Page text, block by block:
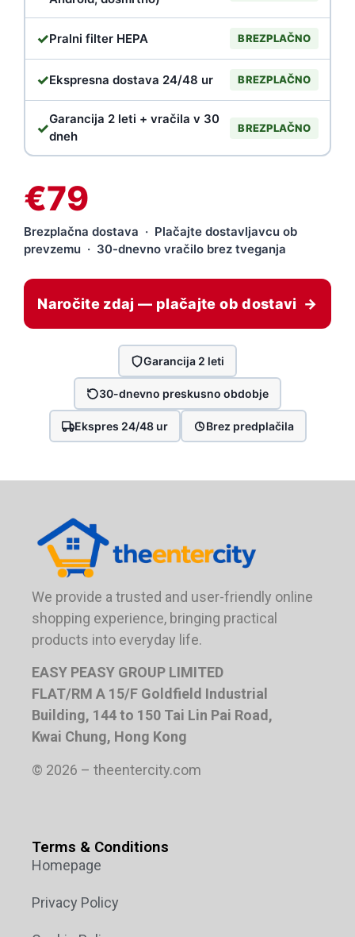
✓Pralni filter HEPA BREZPLAČNO
✓Ekspresna dostava 24/48 ur BREZPLAČNO
✓
Garancija 2 leti + vračila v 30
dneh
BREZPLAČNO
€79
Brezplačna dostava · Plačajte dostavljavcu ob
prevzemu · 30-dnevno vračilo brez tveganja
Naročite zdaj — plačajte ob dostavi →
Garancija 2 leti
30-dnevno preskusno obdobje
Ekspres 24/48 ur Brez predplačila
We provide a trusted and user-friendly online
shopping experience, bringing practical
products into everyday life.
EASY PEASY GROUP LIMITED
FLAT/RM A 15/F Goldfield Industrial
Building, 144 to 150 Tai Lin Pai Road,
Kwai Chung, Hong Kong
© 2026 – theentercity.com
Terms & Conditions
Homepage
Privacy Policy